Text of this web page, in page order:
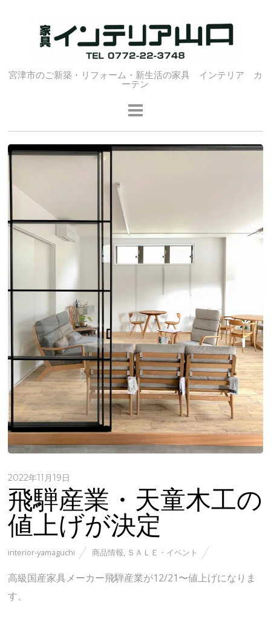
宮津市のご新築・リフォーム・新生活の家具 インテリア カ
ーテン
2022年11月19日
飛騨産業・天童木工の
値上げが決定
interior-yamaguchi 商品情報, ＳＡＬＥ・イベント
高級国産家具メーカー飛騨産業が12/21〜値上げになりま
す。